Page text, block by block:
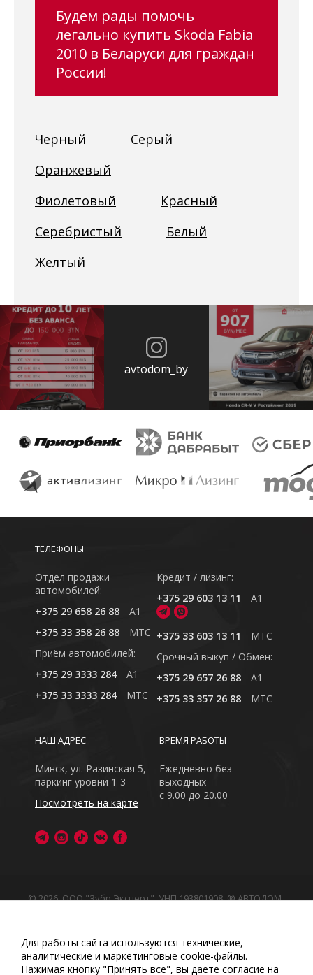
Будем рады помочь
легально купить Skoda Fabia
2010 в Беларуси для граждан
России!
Черный
Серый
Оранжевый
Фиолетовый
Красный
Серебристый
Белый
Желтый
avtodom_by
ТЕЛЕФОНЫ
Отдел продажи
автомобилей:
+375 29 658 26 88
A1
+375 33 358 26 88
MTC
Приём автомобилей:
+375 29 3333 284
A1
+375 33 3333 284
MTC
Кредит / лизинг:
+375 29 603 13 11
A1
+375 33 603 13 11
MTC
Cрочный выкуп / Обмен:
+375 29 657 26 88
A1
+375 33 357 26 88
MTC
ВРЕМЯ РАБОТЫ
Ежедневно без
выходных
с 9.00 до 20.00
НАШ АДРЕС
Минск, ул. Разинская 5,
паркинг уровни 1-3
Посмотреть на карте
© 2026, ООО "Зубр Эксперт", УНП 193801908. ® АВТОДОМ
Обращаем Ваше внимание на то, что данный интернет-
сайт носит исключительно информационный характер
Любое использование либо копирование материалов
Для работы сайта используются технические,
аналитические и маркетинговые сооkіе-файлы.
Нажимая кнопку "Принять все", вы даете согласие на